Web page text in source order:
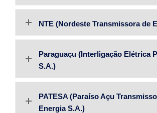
NTE (Nordeste Transmissora de
Paraguaçu (Interligação Elétrica
S.A.)
PATESA (Paraíso Açu
Energia S.A.)